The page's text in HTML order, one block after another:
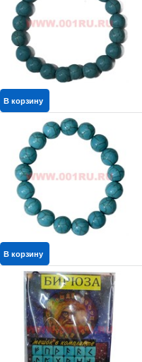
В корзину
В корзину